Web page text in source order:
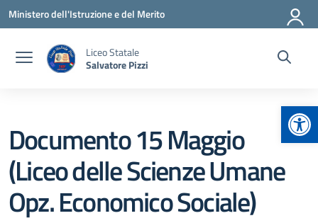
Vai ai contenuti
Vai al menu di navigazione
Vai al footer
Ministero dell'Istruzione e del Merito
Liceo Statale
Salvatore Pizzi
Documento 15 Maggio
(Liceo delle Scienze Umane
Opz. Economico Sociale)